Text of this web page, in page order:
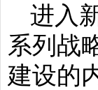
进入
系列战
建设的